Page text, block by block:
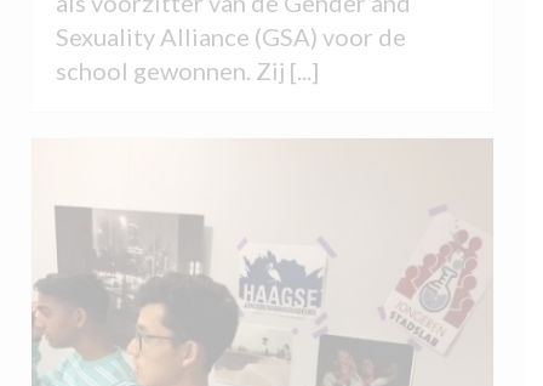
Sexuality Alliance (GSA) voor de
school gewonnen. Zij [...]